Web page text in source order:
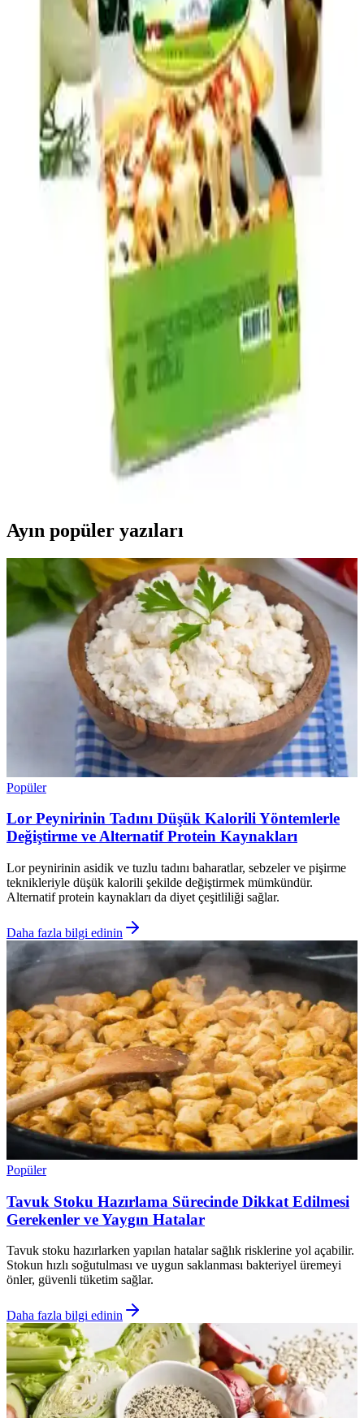
hamurun ıslanmasına yol açabilir. Doğru peynir seçimi, ön hazırlık
ve pişirme teknikleriyle bu sorun azaltılabilir.
Brüksel Lahanası Tariflerinde Pişirme Teknikleri ve
Lezzet Kombinasyonları Rehberi
Brüksel lahanasının fırınlama, kızartma, soteleme gibi pişirme
teknikleri ve pastırma, peynir, tatlandırıcılar gibi malzemelerle
zenginleştirilmesiyle ortaya çıkan çeşitli tarifler ve ipuçları
sunuluyor.
Ev Yapımı 1 Dolarlık Yumurta ve Peynirli Hot
Pocket Tarifi ve Hazırlama Yöntemleri
Ev yapımı yumurta ve peynirli hot pocket, düşük maliyeti ve pratik
hazırlanışıyla sağlıklı ve besleyici bir alternatif sunar. Kolay hamur
yapımı ve zengin iç malzemelerle evde hızlıca hazırlanabilir.
Galactago Süt Ürünleri: Doğal ve Yüksek Kalite
Standartlarıyla Sağlıklı Beslenme Seçenekleri
Galactago, doğal içeriklerle üretilen süt, yoğurt, peynir ve tereyağı
ile sağlıklı ve hijyenik ürünler sunar, günlük beslenmede güvenle
Muratbey Mozzarella Peynirinin Piyasa Durumu ve
Ürün Özellikleri Analizi
Muratbey mozzarella peynirinin genel piyasa durumu, özellikleri ve
tüketici ilgisi hakkında kapsamlı analiz. Türkiye’deki peynir
piyasasındaki yerini ve talep artışını özetliyor.
Ayın popüler yazıları
Popüler
Lor Peynirinin Tadını Düşük Kalorili Yöntemlerle
Değiştirme ve Alternatif Protein Kaynakları
Lor peynirinin asidik ve tuzlu tadını baharatlar, sebzeler ve pişirme
teknikleriyle düşük kalorili şekilde değiştirmek mümkündür.
Alternatif protein kaynakları da diyet çeşitliliği sağlar.
Daha fazla bilgi edinin
Popüler
Tavuk Stoku Hazırlama Sürecinde Dikkat Edilmesi
Gerekenler ve Yaygın Hatalar
Tavuk stoku hazırlarken yapılan hatalar sağlık risklerine yol açabilir.
Stokun hızlı soğutulması ve uygun saklanması bakteriyel üremeyi
önler, güvenli tüketim sağlar.
Daha fazla bilgi edinin